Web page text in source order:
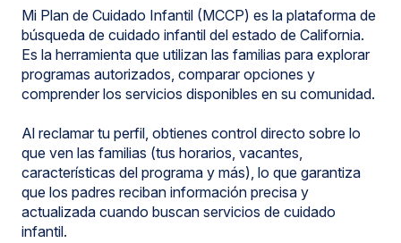
Mi Plan de Cuidado Infantil (MCCP) es la plataforma de
búsqueda de cuidado infantil del estado de California.
Es la herramienta que utilizan las familias para explorar
programas autorizados, comparar opciones y
comprender los servicios disponibles en su comunidad.
Al reclamar tu perfil, obtienes control directo sobre lo
que ven las familias (tus horarios, vacantes,
características del programa y más), lo que garantiza
que los padres reciban información precisa y
actualizada cuando buscan servicios de cuidado
infantil.